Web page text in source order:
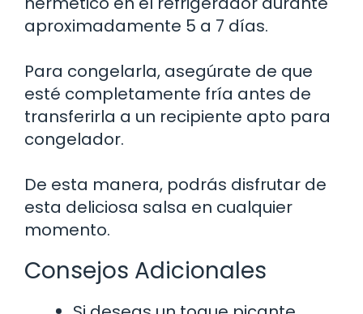
aproximadamente 5 a 7 días.
Para congelarla, asegúrate de que
esté completamente fría antes de
transferirla a un recipiente apto para
congelador.
De esta manera, podrás disfrutar de
esta deliciosa salsa en cualquier
momento.
Consejos Adicionales